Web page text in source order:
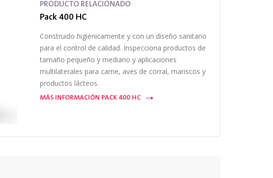
PRODUCTO RELACIONADO
Pack 400 HC
Construido higiénicamente y con un diseño sanitario
para el control de calidad. Inspecciona productos de
tamaño pequeño y mediano y aplicaciones
multilaterales para carne, aves de corral, mariscos y
productos lácteos.
MÁS INFORMACIÓN PACK 400 HC